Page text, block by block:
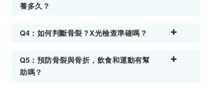
養多久？
Q4：如何判斷骨裂？X光檢查準確嗎？
Q5：預防骨裂與骨折，飲食和運動有幫
助嗎？